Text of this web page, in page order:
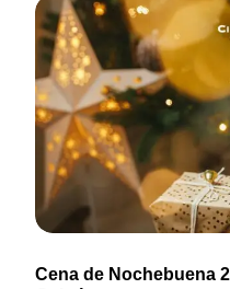
Cena de Nochebuena